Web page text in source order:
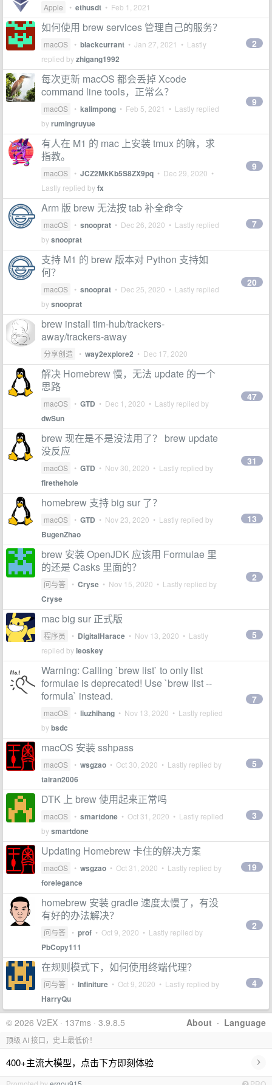
Apple • ethusdt • Feb 1, 2021
如何使用 brew services 管理自己的服务？
macOS • blackcurrant • Jan 27, 2021 • Lastly
replied byzhigang1992
2
每次更新 macOS 都会丢掉 Xcode
command line tools，正常么？
macOS • kalimpong • Feb 5, 2021 • Lastly replied
byrumingruyue
9
有人在 M1 的 mac 上安装 tmux 的嘛，求
指教。
macOS • JCZ2MkKb5S8ZX9pq • Dec 29, 2020 •
Lastly replied byfx
9
Arm 版 brew 无法按 tab 补全命令
macOS • snooprat • Dec 26, 2020 • Lastly replied
bysnooprat
7
支持 M1 的 brew 版本对 Python 支持如
何？
macOS • snooprat • Dec 25, 2020 • Lastly replied
bysnooprat
20
brew install tim-hub/trackers-
away/trackers-away
分享创造 • way2explore2 • Dec 17, 2020
解决 Homebrew 慢，无法 update 的一个
思路
macOS • GTD • Dec 1, 2020 • Lastly replied by
dwSun
47
brew 现在是不是没法用了？ brew update
没反应
macOS • GTD • Nov 30, 2020 • Lastly replied by
firethehole
31
homebrew 支持 big sur 了？
macOS • GTD • Nov 23, 2020 • Lastly replied by
BugenZhao
13
brew 安装 OpenJDK 应该用 Formulae 里
的还是 Casks 里面的？
问与答 • Cryse • Nov 15, 2020 • Lastly replied by
Cryse
2
mac big sur 正式版
程序员 • DigitalHarace • Nov 13, 2020 • Lastly
replied byleoskey
5
Warning: Calling `brew list` to only list
formulae is deprecated! Use `brew list --
formula` instead.
macOS • liuzhihang • Nov 13, 2020 • Lastly replied
bybsdc
7
macOS 安装 sshpass
macOS • wsgzao • Oct 30, 2020 • Lastly replied by
tairan2006
5
DTK 上 brew 使用起来正常吗
macOS • smartdone • Oct 31, 2020 • Lastly replied
bysmartdone
3
Updating Homebrew 卡住的解决方案
macOS • wsgzao • Oct 31, 2020 • Lastly replied by
forelegance
19
homebrew 安装 gradle 速度太慢了，有没
有好的办法解决？
问与答 • prof • Oct 9, 2020 • Lastly replied by
PbCopy111
2
在规则模式下，如何使用终端代理？
问与答 • Infiniture • Oct 9, 2020 • Lastly replied by
HarryQu
4
About · Language
© 2026 V2EX · 137ms · 3.9.8.5
顶级 AI 接口，史上最低价！
400+主流大模型，点击下方即刻体验 ›